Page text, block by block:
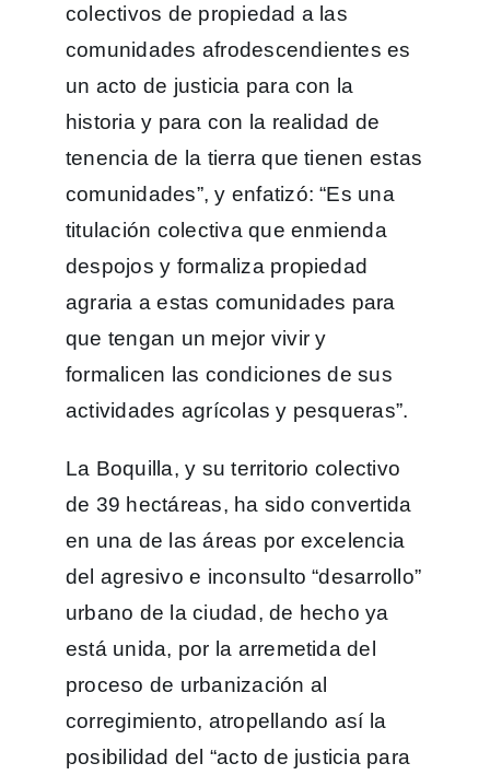
colectivos de propiedad a las
comunidades afrodescendientes es
un acto de justicia para con la
historia y para con la realidad de
tenencia de la tierra que tienen estas
comunidades”, y enfatizó: “Es una
titulación colectiva que enmienda
despojos y formaliza propiedad
agraria a estas comunidades para
que tengan un mejor vivir y
formalicen las condiciones de sus
actividades agrícolas y pesqueras”.
La Boquilla, y su territorio colectivo
de 39 hectáreas, ha sido convertida
en una de las áreas por excelencia
del agresivo e inconsulto “desarrollo”
urbano de la ciudad, de hecho ya
está unida, por la arremetida del
proceso de urbanización al
corregimiento, atropellando así la
posibilidad del “acto de justicia para